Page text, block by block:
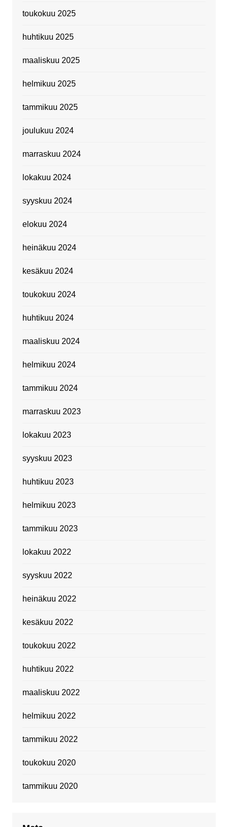
toukokuu 2025
huhtikuu 2025
maaliskuu 2025
helmikuu 2025
tammikuu 2025
joulukuu 2024
marraskuu 2024
lokakuu 2024
syyskuu 2024
elokuu 2024
heinäkuu 2024
kesäkuu 2024
toukokuu 2024
huhtikuu 2024
maaliskuu 2024
helmikuu 2024
tammikuu 2024
marraskuu 2023
lokakuu 2023
syyskuu 2023
huhtikuu 2023
helmikuu 2023
tammikuu 2023
lokakuu 2022
syyskuu 2022
heinäkuu 2022
kesäkuu 2022
toukokuu 2022
huhtikuu 2022
maaliskuu 2022
helmikuu 2022
tammikuu 2022
toukokuu 2020
tammikuu 2020